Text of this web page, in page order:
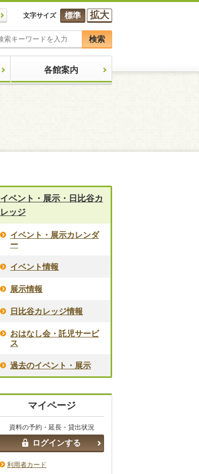
文字サイズ 標準 拡大
検索
各館案内
イベント・展示・日比谷カ
レッジ
イベント・展示カレンダ
ー
イベント情報
展示情報
日比谷カレッジ情報
おはなし会・託児サービ
ス
過去のイベント・展示
マイページ
資料の予約・延長・貸出状況
ログインする
利用者カード